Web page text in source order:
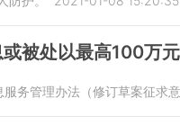
被处以最高100万
务管理办法（修订草案征求